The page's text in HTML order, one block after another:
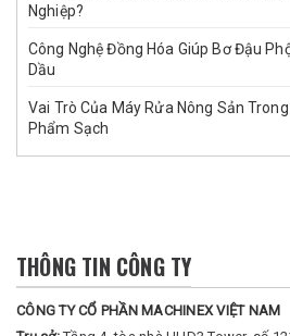
Nghiệp?
Công Nghệ Đồng Hóa Giúp Bơ Đậu
Dầu
Vai Trò Của Máy Rửa Nông Sản
Phẩm Sạch
THÔNG TIN CÔNG TY
CÔNG TY CỔ PHẦN MACHINEX VIỆT NAM